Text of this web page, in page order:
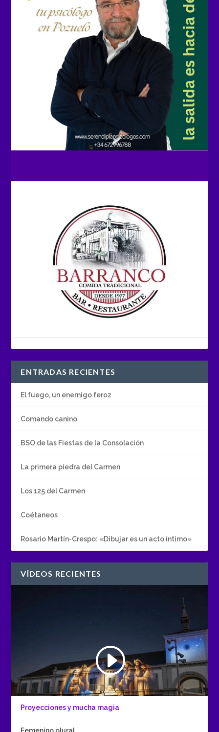
ENTRADAS RECIENTES
El fuego, un enemigo feroz
Comando canino
BSO de las Fiestas de la Consolación
La primera piedra del Carmen
Los 125 del Carmen
Coétaneos
Rosario Martín-Crespo: «Dibujar es un acto íntimo»
VÍDEOS RECIENTES
Proyecciones y mucha magia